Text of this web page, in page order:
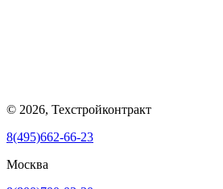
© 2026, Техстройконтракт
8(495)662-66-23
Москва